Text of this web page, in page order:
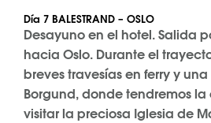
Día 7 BALESTRAND – OSLO
Desayuno en el hotel. Salida
hacia Oslo. Durante el
breves travesías en ferry y
Borgund, donde tendremos
visitar la preciosa Iglesia de